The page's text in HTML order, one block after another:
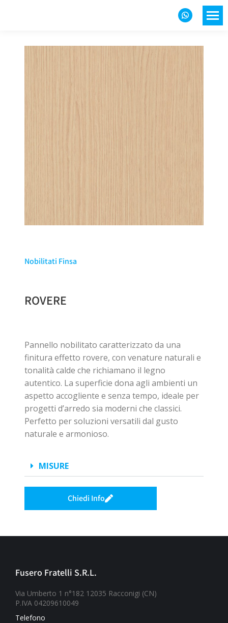
Nobilitati Finsa
ROVERE
Pannello nobilitato caratterizzato da una
finitura effetto rovere, con venature naturali e
tonalità calde che richiamano il legno
autentico. La superficie dona agli ambienti un
aspetto accogliente e senza tempo, ideale per
progetti d’arredo sia moderni che classici.
Perfetto per soluzioni versatili dal gusto
naturale e armonioso.
MISURE
Chiedi Info
Fusero Fratelli S.R.L.
Via Umberto 1 n°182 12035 Racconigi (CN)
P.IVA 04209610049
Telefono